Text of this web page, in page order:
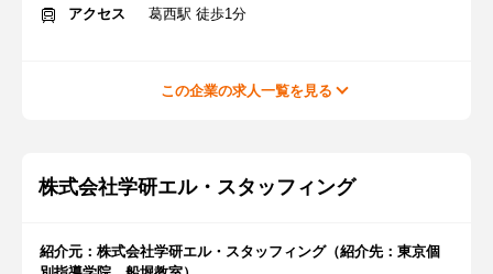
アクセス
葛西駅 徒歩1分
この企業の求人一覧を見る
株式会社学研エル・スタッフィング
紹介元：株式会社学研エル・スタッフィング（紹介先：東京個